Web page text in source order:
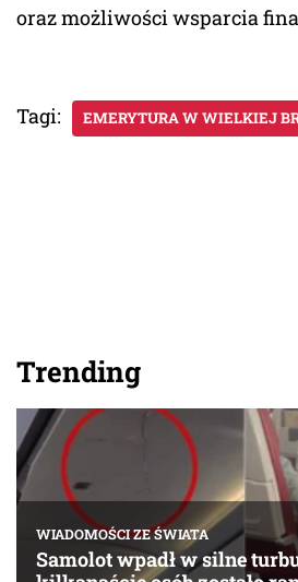
oraz możliwości wsparcia
Tagi: EMERYTURA W WIELKIEJ
Trending